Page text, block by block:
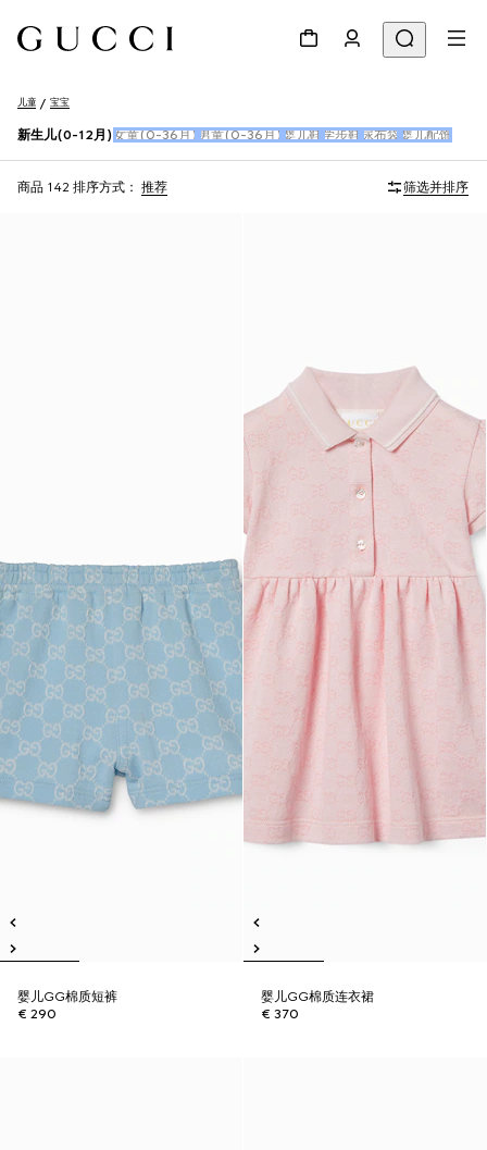
儿童 宝宝
新生儿(0-12月) 女童(0-36月) 男童(0-36月) 婴儿鞋 学步鞋 尿布袋 婴儿配饰
商品 142 排序方式： 推荐 筛选并排序
婴儿GG棉质短裤
€ 290
婴儿GG棉质连衣裙
€ 370